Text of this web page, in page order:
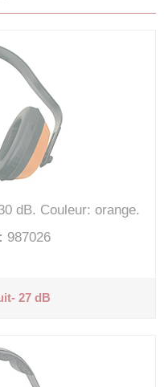
dB. Couleur: orange.
987026
27 dB